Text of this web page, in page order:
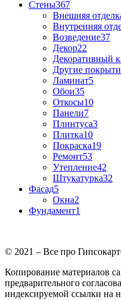
Стены367
Внешняя
Внутренняя
Возведение37
Декор22
Декоративный
Другие
Ламинат5
Обои35
Откосы10
Панели7
Плинтуса3
Плитка10
Покраска19
Ремонт53
Утепление42
Штукатурка32
Фасад5
Окна2
Фундамент1
© 2021 – Все про
Копирование материалов
предварительного
индексируемой ссылки на